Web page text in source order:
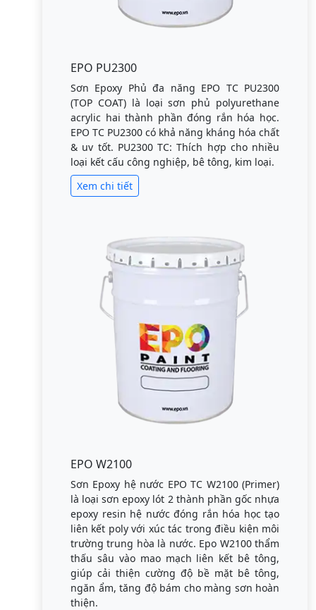
EPO PU2300
Sơn Epoxy Phủ đa năng EPO TC PU2300
(TOP COAT) là loại sơn phủ polyurethane
acrylic hai thành phần đóng rắn hóa học.
EPO TC PU2300 có khả năng kháng hóa chất
& uv tốt. PU2300 TC: Thích hợp cho nhiều
loại kết cấu công nghiệp, bê tông, kim loại.
Xem chi tiết
EPO W2100
Sơn Epoxy hệ nước EPO TC W2100 (Primer)
là loại sơn epoxy lót 2 thành phần gốc nhựa
epoxy resin hệ nước đóng rắn hóa học tạo
liên kết poly với xúc tác trong điều kiện môi
trường trung hòa là nước. Epo W2100 thẩm
thấu sâu vào mao mạch liên kết bê tông,
giúp cải thiện cường độ bề mặt bê tông,
ngăn ẩm, tăng độ bám cho màng sơn hoàn
thiện.